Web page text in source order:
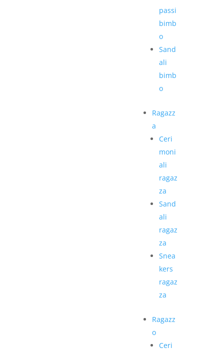
passi
bimb
o
Sand
ali
bimb
o
Ragazz
a
Ceri
moni
ali
ragaz
za
Sand
ali
ragaz
za
Snea
kers
ragaz
za
Ragazz
o
Ceri